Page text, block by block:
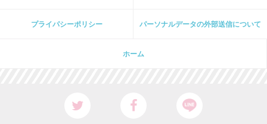
プライパシーポリシー パーソナルデータの外部送信について
ホーム